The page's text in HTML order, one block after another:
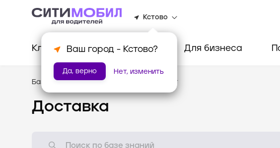
Кстово
Ваш город - Кстово?
Да, верно Нет, изменить
Клиентам Водителям Для бизнеса
База знаний /Стандарты оказания услуг
Доставка